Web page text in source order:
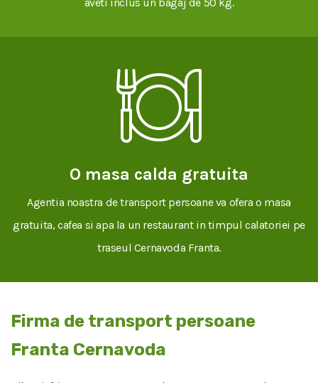
O masa calda gratuita
Agentia noastra de transport persoane va ofera o masa
gratuita, cafea si apa la un restaurant in timpul calatoriei pe
traseul Cernavoda Franta.
Firma de transport persoane
Franta Cernavoda